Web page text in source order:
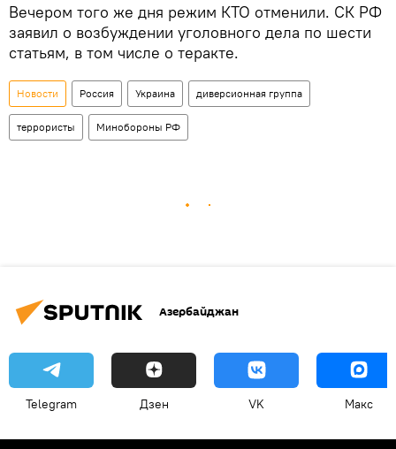
Вечером того же дня режим КТО отменили. СК РФ
заявил о возбуждении уголовного дела по шести
статьям, в том числе о теракте.
Новости Россия Украина диверсионная группа
террористы Минобороны РФ
Азербайджан
Telegram Дзен VK Макс